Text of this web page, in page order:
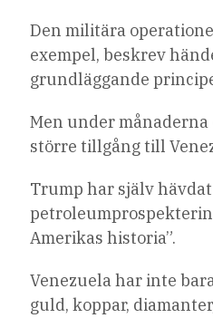
Den militära
exempel, beskrev
grundläggande
Men under
större tillgång till
Trump har själv
Amerikas historia”.
Venezuela har inte
guld, koppar,